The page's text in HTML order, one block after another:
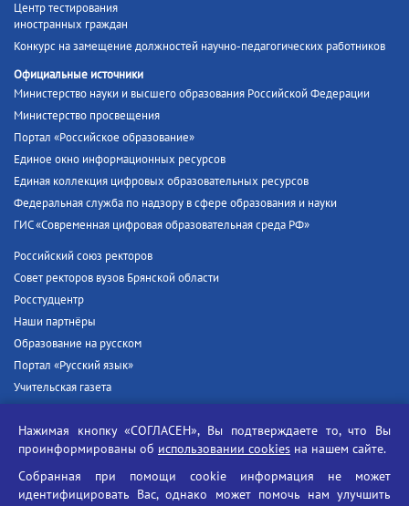
Центр тестирования
иностранных граждан
Конкурс на замещение должностей научно-педагогических работников
Официальные источники
Министерство науки и высшего образования Российской Федерации
Министерство просвещения
Портал «Российское образование»
Единое окно информационных ресурсов
Единая коллекция цифровых образовательных ресурсов
Федеральная служба по надзору в сфере образования и науки
ГИС «Современная цифровая образовательная среда РФ»
Российский союз ректоров
Совет ректоров вузов Брянской области
Росстудцентр
Наши партнёры
Образование на русском
Портал «Русский язык»
Учительская газета
Единый портал государственных услуг
Противодействие угрозам информационной безопасности
Нажимая кнопку «СОГЛАСЕН», Вы подтверждаете то, что Вы
проинформированы об использовании cookies на нашем сайте.
Собранная при помощи cookie информация не может
идентифицировать Вас, однако может помочь нам улучшить